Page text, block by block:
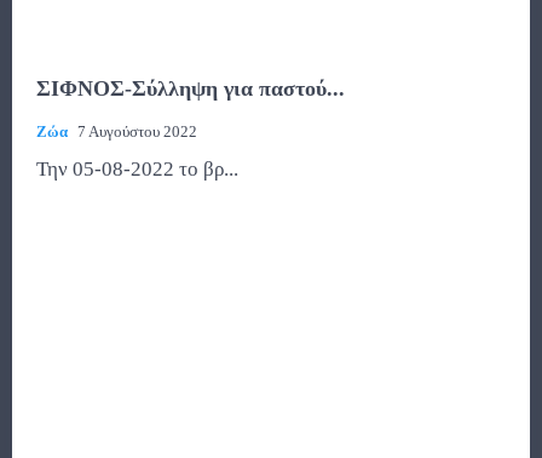
ΣΙΦΝΟΣ-Σύλληψη για παστού...
Ζώα 7 Αυγούστου 2022
Την 05-08-2022 το βρ...